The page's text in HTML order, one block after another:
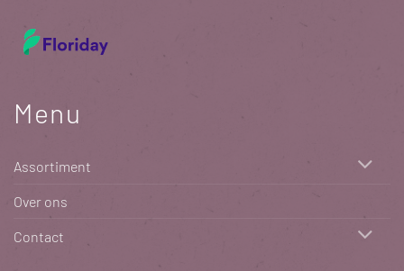
Menu
Assortiment
Over ons
Contact